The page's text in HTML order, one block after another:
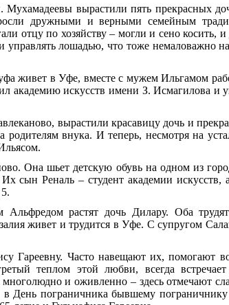
Мухамадеевы вырастили пять прекрасных
дружными и верными семейным
отцу по хозяйству – могли и сено косить, и
управлять лошадью, что тоже немаловажно
живет в Уфе, вместе с мужем Ильгамом
академию искусств имени З. Исмагилова и
вырастили красавицу дочь и
внука. И теперь, несмотря на
Она шьет детскую обувь на одном из
сын Реналь – студент академии искусств,
растят дочь Дилару. Оба
живет и трудится в Уфе. С супругом
Гареевну. Часто навещают их, помогают
теплом этой любви, всегда
и оживленно – здесь отмечают
День пограничника бывшему